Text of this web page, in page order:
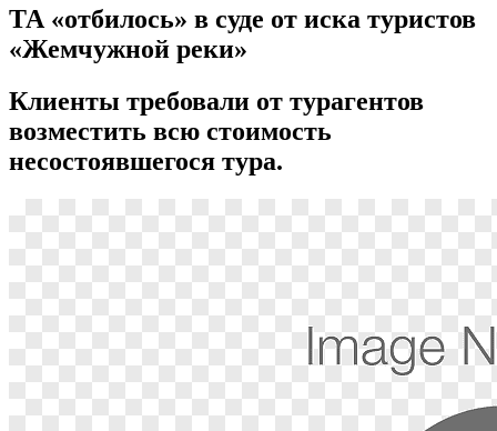
ТА «отбилось» в суде от иска туристов
«Жемчужной реки»
Клиенты требовали от турагентов
возместить всю стоимость
несостоявшегося тура.